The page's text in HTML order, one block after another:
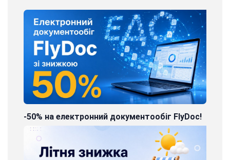
-50% на електронний документообіг FlyDoc!